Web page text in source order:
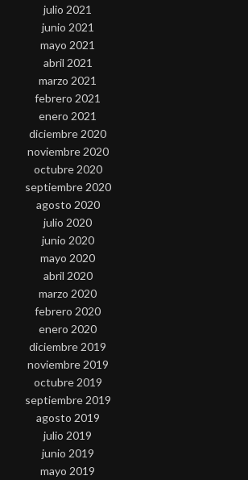
julio 2021
junio 2021
mayo 2021
abril 2021
marzo 2021
febrero 2021
enero 2021
diciembre 2020
noviembre 2020
octubre 2020
septiembre 2020
agosto 2020
julio 2020
junio 2020
mayo 2020
abril 2020
marzo 2020
febrero 2020
enero 2020
diciembre 2019
noviembre 2019
octubre 2019
septiembre 2019
agosto 2019
julio 2019
junio 2019
mayo 2019